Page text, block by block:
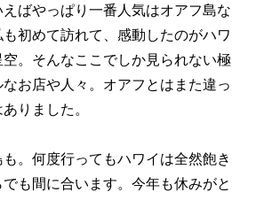
ばやっぱり一番人気はオアフ島な
初めて訪れて、感動したのがハワ
。そんなここでしか見られない極
なお店や人々。オアフとはまた違っ
りました。
。何度行ってもハワイは全然飽き
も間に合います。今年も休みがと